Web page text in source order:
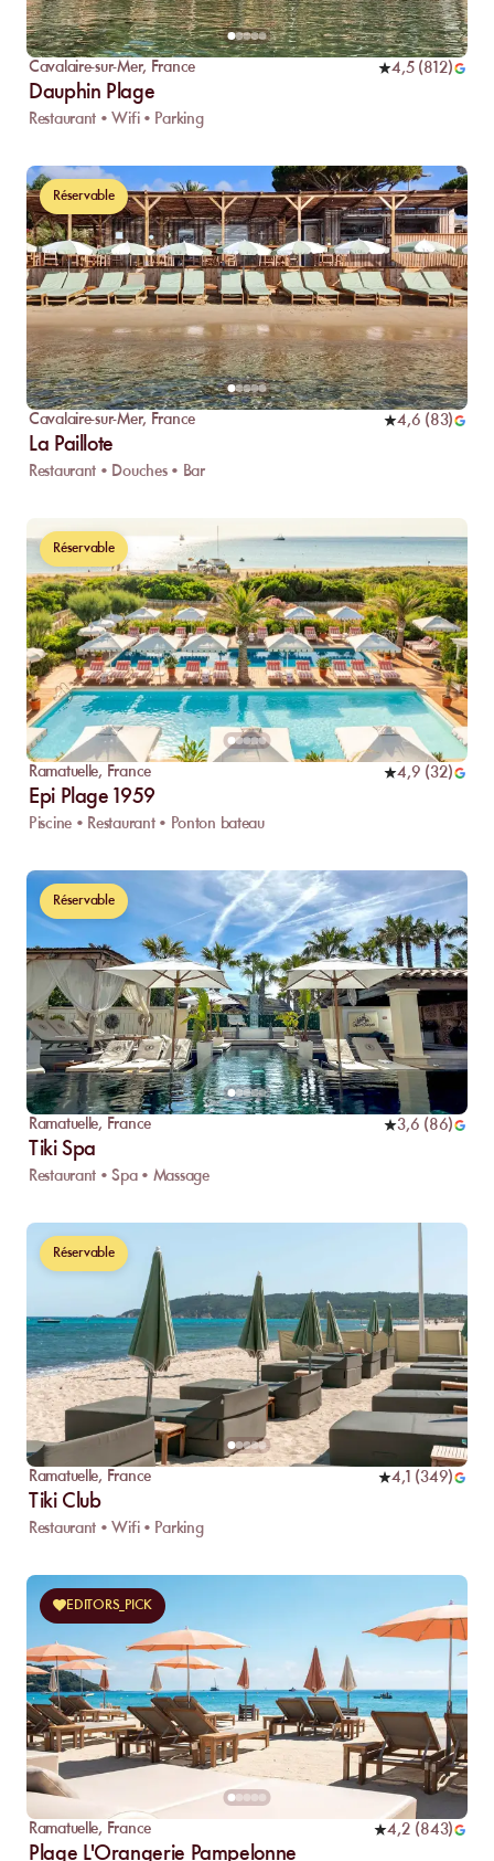
Cavalaire-sur-Mer, France 4,5(812)
Dauphin Plage
Restaurant • Wifi • Parking
Réservable
Cavalaire-sur-Mer, France 4,6 (83)
La Paillote
Restaurant • Douches • Bar
Réservable
Ramatuelle, France 4,9 (32)
Epi Plage 1959
Piscine • Restaurant • Ponton bateau
Réservable
Ramatuelle, France 3,6 (86)
Tiki Spa
Restaurant • Spa • Massage
Réservable
Ramatuelle, France 4,1 (349)
Tiki Club
Restaurant • Wifi • Parking
EDITORS_PICK
Ramatuelle, France 4,2 (843)
Plage L'Orangerie Pampelonne